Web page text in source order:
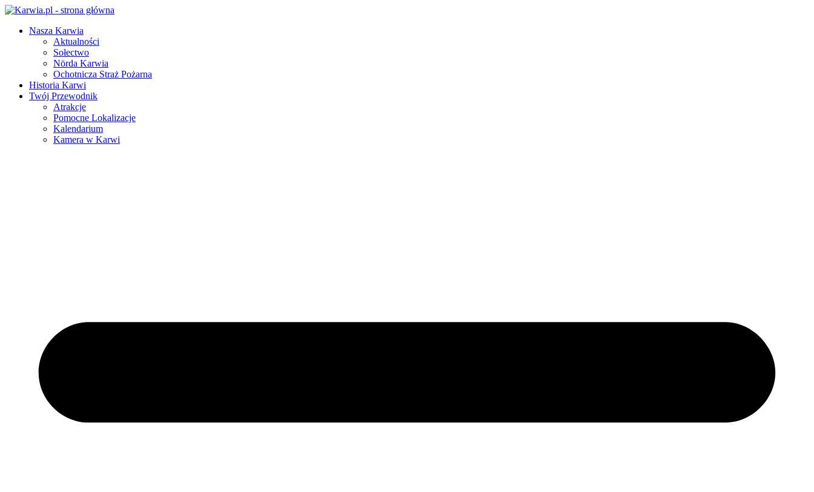
Nasza Karwia
Aktualności
Sołectwo
Nörda Karwia
Ochotnicza Straż Pożarna
Historia Karwi
Twój Przewodnik
Atrakcje
Pomocne Lokalizacje
Kalendarium
Kamera w Karwi